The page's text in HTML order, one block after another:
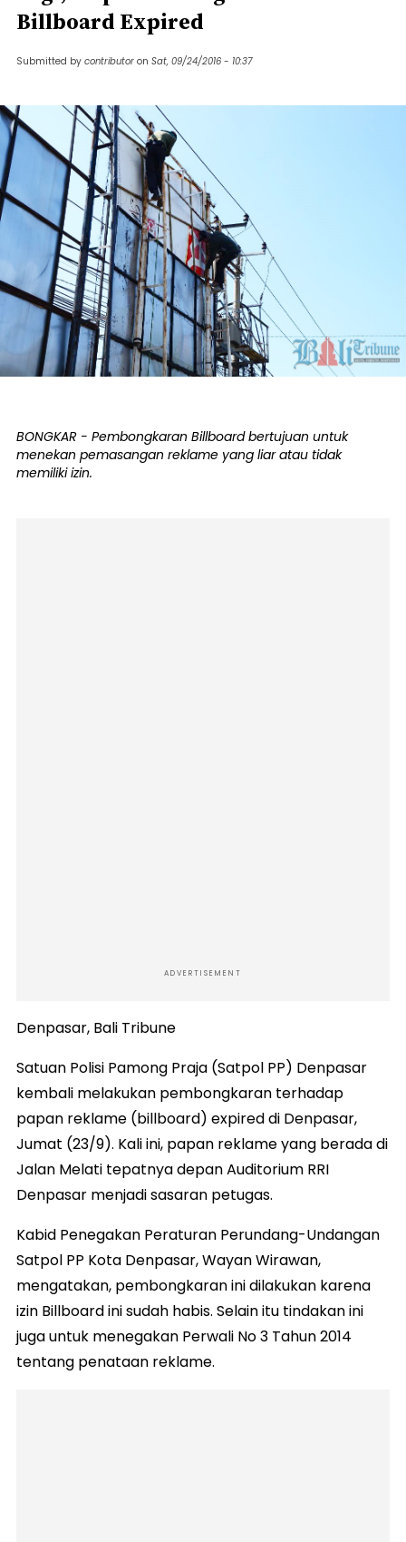
Billboard Expired
Submitted by contributor on Sat, 09/24/2016 - 10:37
BONGKAR - Pembongkaran Billboard bertujuan untuk
menekan pemasangan reklame yang liar atau tidak
memiliki izin.
ADVERTISEMENT
Denpasar, Bali Tribune
Satuan Polisi Pamong Praja (Satpol PP) Denpasar
kembali melakukan pembongkaran terhadap
papan reklame (billboard) expired di Denpasar,
Jumat (23/9). Kali ini, papan reklame yang berada di
Jalan Melati tepatnya depan Auditorium RRI
Denpasar menjadi sasaran petugas.
Kabid Penegakan Peraturan Perundang-Undangan
Satpol PP Kota Denpasar, Wayan Wirawan,
mengatakan, pembongkaran ini dilakukan karena
izin Billboard ini sudah habis. Selain itu tindakan ini
juga untuk menegakan Perwali No 3 Tahun 2014
tentang penataan reklame.